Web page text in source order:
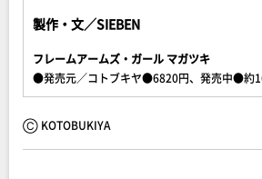
製作・文／SIEBEN
フレームアームズ・ガール マガツキ
●発売元／コトブキヤ●6820円、発売中●約
Ⓒ KOTOBUKIYA